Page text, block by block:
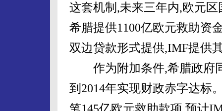
这套机制,未来三年内,欧元
希腊提供1100亿欧元救助资
双边贷款形式提供,IMF提供
作为附加条件,希腊政府
到2014年实现财政赤字达标
笔145亿欧元救助款项,预计